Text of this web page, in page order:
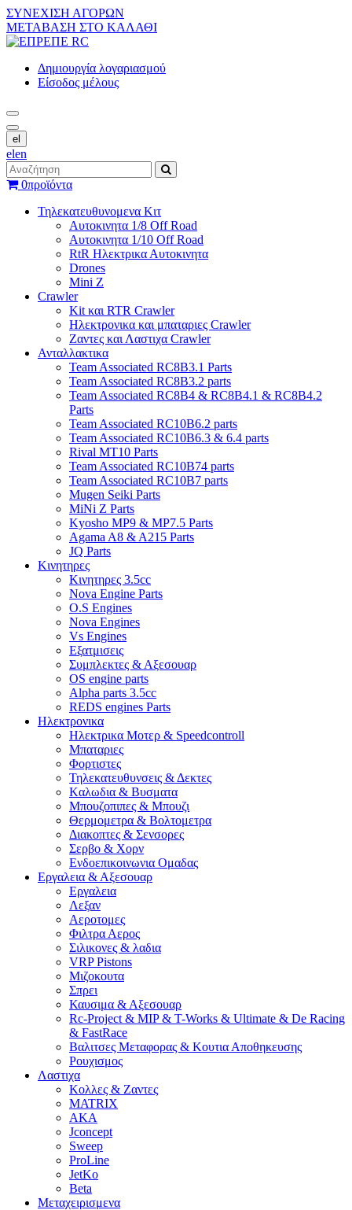
ΣΥΝΕΧΙΣΗ ΑΓΟΡΩΝ
ΜΕΤΑΒΑΣΗ ΣΤΟ ΚΑΛΑΘΙ
Δημιουργία λογαριασμού
Είσοδος μέλους
el
elen
0προϊόντα
Τηλεκατευθυνομενα Κιτ
Αυτοκινητα 1/8 Off Road
Αυτοκινητα 1/10 Off Road
RtR Ηλεκτρικα Αυτοκινητα
Drones
Mini Z
Crawler
Kit και RTR Crawler
Ηλεκτρονικα και μπαταριες Crawler
Ζαντες και Λαστιχα Crawler
Ανταλλακτικα
Team Associated RC8B3.1 Parts
Team Associated RC8B3.2 parts
Team Associated RC8B4 & RC8B4.1 & RC8B4.2
Parts
Team Associated RC10B6.2 parts
Team Associated RC10B6.3 & 6.4 parts
Rival MT10 Parts
Team Associated RC10B74 parts
Team Associated RC10B7 parts
Mugen Seiki Parts
MiNi Z Parts
Kyosho MP9 & MP7.5 Parts
Agama A8 & A215 Parts
JQ Parts
Κινητηρες
Κινητηρες 3.5cc
Nova Engine Parts
O.S Engines
Nova Engines
Vs Engines
Εξατμισεις
Συμπλεκτες & Αξεσουαρ
OS engine parts
Alpha parts 3.5cc
REDS engines Parts
Ηλεκτρονικα
Ηλεκτρικα Μοτερ & Speedcontroll
Μπαταριες
Φορτιστες
Τηλεκατευθυνσεις & Δεκτες
Kαλωδια & Βυσματα
Μπουζοπιπες & Μπουζι
Θερμομετρα & Βολτομετρα
Διακοπτες & Σενσορες
Σερβο & Χορν
Ενδοεπικοινωνια Ομαδας
Εργαλεια & Αξεσουαρ
Εργαλεια
Λεξαν
Αεροτομες
Φιλτρα Αερος
Σιλικονες & λαδια
VRP Pistons
Μιζοκουτα
Σπρει
Καυσιμα & Αξεσουαρ
Rc-Project & MIP & T-Works & Ultimate & De Racing
& FastRace
Βαλιτσες Μεταφορας & Κουτια Αποθηκευσης
Ρουχισμος
Λαστιχα
Κολλες & Ζαντες
MATRIX
AKA
Jconcept
Sweep
ProLine
JetKo
Beta
Μεταχειρισμενα